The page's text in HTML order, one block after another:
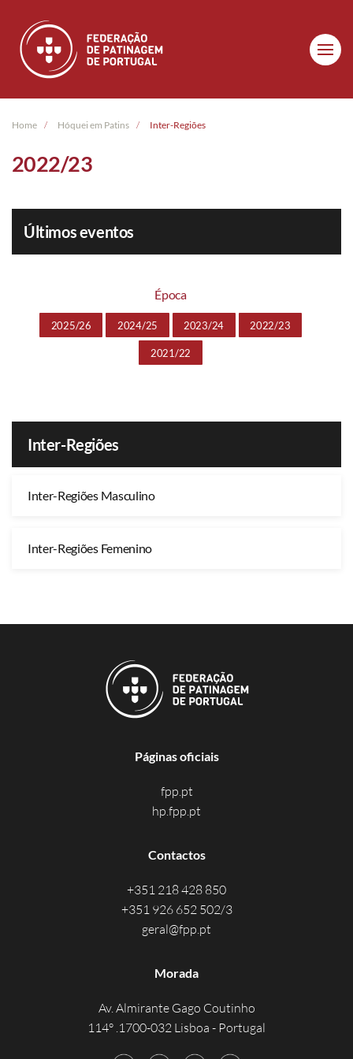
Skip to main content
Home Hóquei em Patins Inter-Regiões
2022/23
Últimos eventos
Época
2025/26 2024/25 2023/24 2022/23
2021/22
Inter-Regiões
Inter-Regiões Masculino
Inter-Regiões Femenino
Páginas oficiais
fpp.pt
hp.fpp.pt
Contactos
+351 218 428 850
+351 926 652 502/3
geral@fpp.pt
Morada
Av. Almirante Gago Coutinho
114° .1700-032 Lisboa - Portugal